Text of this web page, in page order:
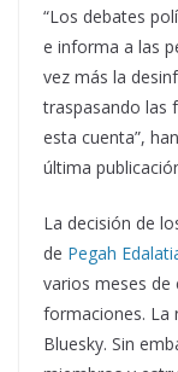
“Los debates
e informa a las
vez más la
traspasando las
esta cuenta”,
última
La decisión de
de Pegah
varios meses de
formaciones. La
Bluesky. Sin